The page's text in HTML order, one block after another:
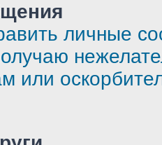
личные
или